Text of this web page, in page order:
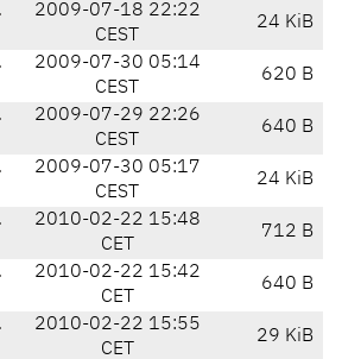
2009-07-18 22:22
CEST
24 KiB
2009-07-30 05:14
CEST
620 B
2009-07-29 22:26
CEST
640 B
2009-07-30 05:17
CEST
24 KiB
2010-02-22 15:48
CET
712 B
2010-02-22 15:42
CET
640 B
2010-02-22 15:55
CET
29 KiB